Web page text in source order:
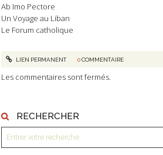
RECHERCHER
Ab Imo Pectore
Un Voyage au Liban
Le Forum catholique
LIEN PERMANENT 0COMMENTAIRE
Les commentaires sont fermés.